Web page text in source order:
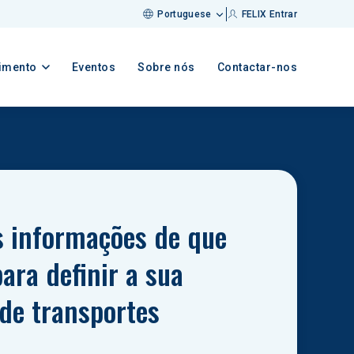
Portuguese FELIX Entrar
Eventos Sobre nós Contactar-nos
informações de que
definir a sua
transportes